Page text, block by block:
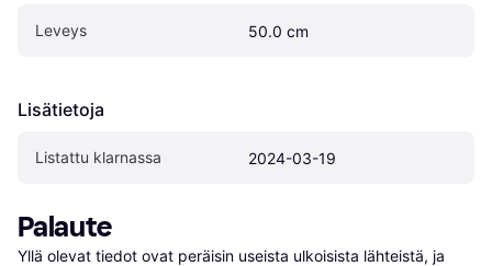
Leveys 50.0 cm
Lisätietoja
Listattu klarnassa 2024-03-19
Palaute
Yllä olevat tiedot ovat peräisin useista ulkoisista lähteistä, ja